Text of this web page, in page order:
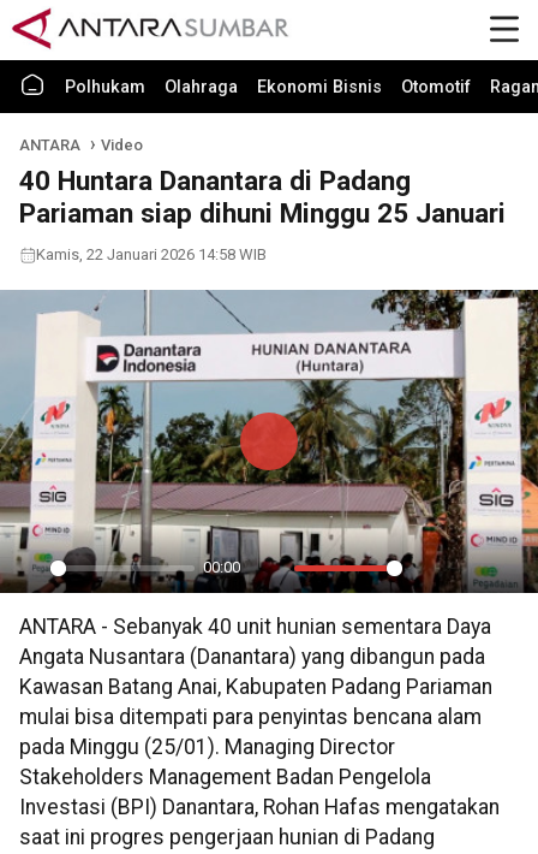
Polhukam Olahraga Ekonomi Bisnis Otomotif
ANTARA Video
40 Huntara Danantara di Padang
Pariaman siap dihuni Minggu 25 Januari
Kamis, 22 Januari 2026 14:58 WIB
Play
00:00
Mute Settings
PIP
Play
ANTARA - Sebanyak 40 unit hunian sementara Daya
Angata Nusantara (Danantara) yang dibangun pada
Kawasan Batang Anai, Kabupaten Padang Pariaman
mulai bisa ditempati para penyintas bencana alam
pada Minggu (25/01). Managing Director
Stakeholders Management Badan Pengelola
Investasi (BPI) Danantara, Rohan Hafas mengatakan
saat ini progres pengerjaan hunian di Padang